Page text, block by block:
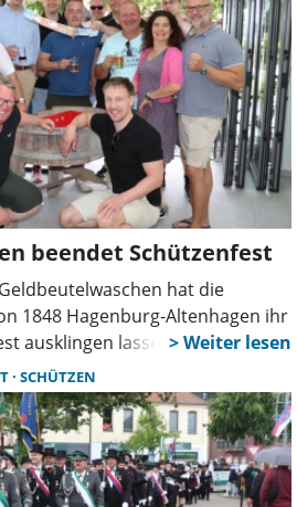
beendet Schützenfest
hat die
1848 Hagenburg-Altenhagen ihr
ausklingen lassen. Bei Matjes
Erinnerungen ausgetauscht.
Festkonzert war noch einmal
SCHÜTZEN